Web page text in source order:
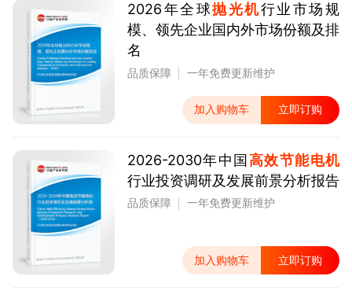
2026年全球抛光机行业市场规
模、领先企业国内外市场份额及排
名
品质保障 一年免费更新维护
加入购物车 立即订购
2026-2030年中国高效节能电机
行业投资调研及发展前景分析报告
品质保障 一年免费更新维护
加入购物车 立即订购